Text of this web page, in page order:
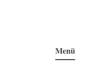
Menü